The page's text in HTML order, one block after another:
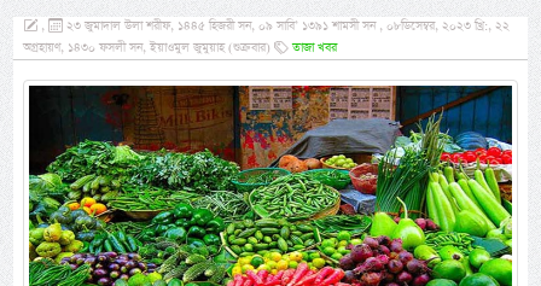
,
২৩ জুমাদাল উলা শরীফ, ১৪৪৫ হিজরী সন, ০৯ সাবি’ ১৩৯১ শামসী সন , ০৮ডিসেম্বর, ২০২৩ খ্রি:, ২২
অগ্রহায়ণ, ১৪৩০ ফসলী সন, ইয়াওমুল জুমুয়াহ (শুক্রবার)
তাজা খবর